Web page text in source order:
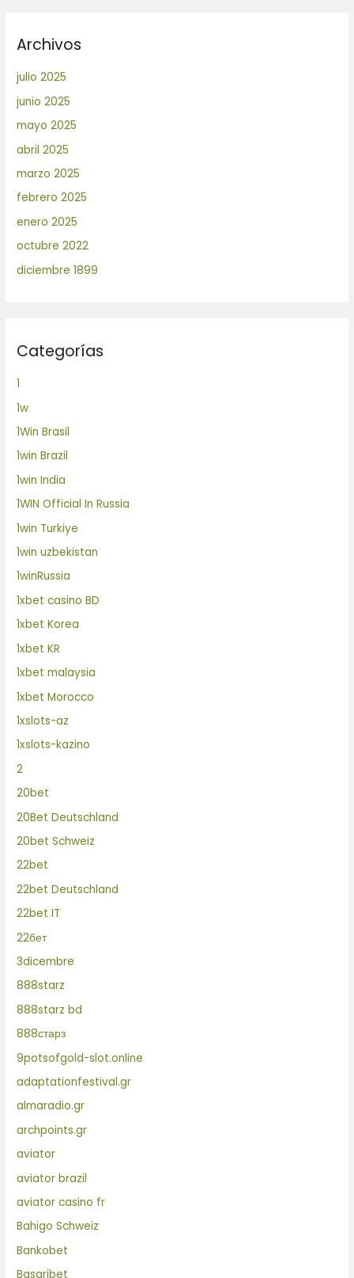
Archivos
julio 2025
junio 2025
mayo 2025
abril 2025
marzo 2025
febrero 2025
enero 2025
octubre 2022
diciembre 1899
Categorías
1
1w
1Win Brasil
1win Brazil
1win India
1WIN Official In Russia
1win Turkiye
1win uzbekistan
1winRussia
1xbet casino BD
1xbet Korea
1xbet KR
1xbet malaysia
1xbet Morocco
1xslots-az
1xslots-kazino
2
20bet
20Bet Deutschland
20bet Schweiz
22bet
22bet Deutschland
22bet IT
22бет
3dicembre
888starz
888starz bd
888старз
9potsofgold-slot.online
adaptationfestival.gr
almaradio.gr
archpoints.gr
aviator
aviator brazil
aviator casino fr
Bahigo Schweiz
Bankobet
Basaribet